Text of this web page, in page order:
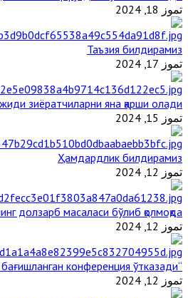
تموز 18, 2024
Таъзия билдирамиз
تموز 17, 2024
зиёратчиларни яна қарши олади
تموز 15, 2024
Ҳамдардлик билдирамиз
تموز 12, 2024
долзарб масаласи бўлиб қолмоқда
تموز 12, 2024
“Ал-Азҳар” Таиландда динларнинг тинч-тотув яшашга тарғиб этишига бағишланган конференция ўтказади
تموز 12, 2024